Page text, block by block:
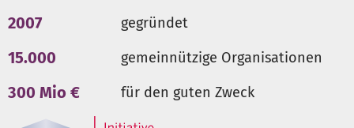
2007 gegründet
15.000 gemeinnützige Organisationen
300 Mio € für den guten Zweck